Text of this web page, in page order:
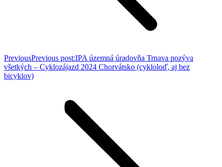
PreviousPrevious post:IPA územná úradovňa Trnava pozýva
všetkých – Cyklozájazd 2024 Chorvátsko (cykloloď, aj bez
bicyklov)